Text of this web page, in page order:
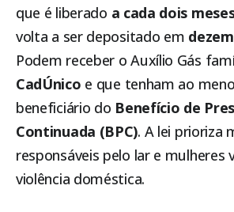
que é liberado a cada dois
volta a ser depositado em
Podem receber o Auxílio Gás
CadÚnico e que tenham ao
beneficiário do Benefício de
Continuada (BPC). A lei prioriza
responsáveis pelo lar e mulheres
violência doméstica.